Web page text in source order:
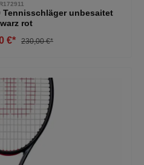
Tennisschläger unbesaitet
rot
€* 230,00 €*